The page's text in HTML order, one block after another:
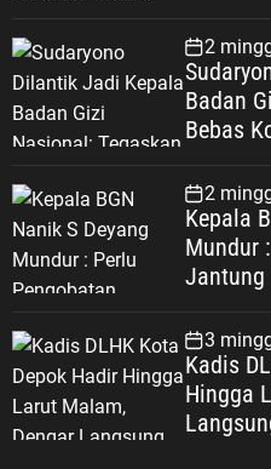
2
Badan
Bebas
2
Kepala
Mundur
Jantung
3
Kadis
Hingga